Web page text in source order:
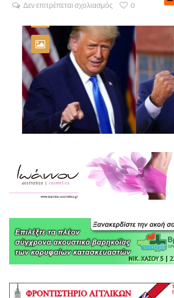
Δεν επιτρέπεται σχολιασμός 0